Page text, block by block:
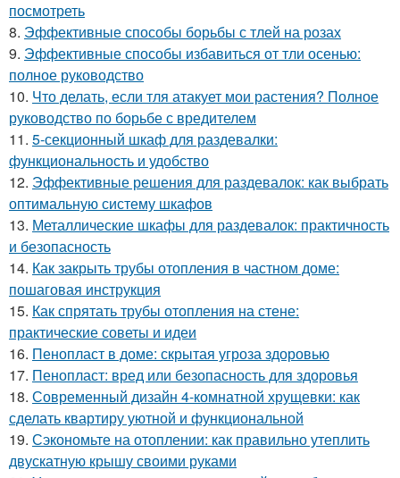
посмотреть
8. Эффективные способы борьбы с тлей на розах
9. Эффективные способы избавиться от тли осенью:
полное руководство
10. Что делать, если тля атакует мои растения? Полное
руководство по борьбе с вредителем
11. 5-секционный шкаф для раздевалки:
функциональность и удобство
12. Эффективные решения для раздевалок: как выбрать
оптимальную систему шкафов
13. Металлические шкафы для раздевалок: практичность
и безопасность
14. Как закрыть трубы отопления в частном доме:
пошаговая инструкция
15. Как спрятать трубы отопления на стене:
практические советы и идеи
16. Пенопласт в доме: скрытая угроза здоровью
17. Пенопласт: вред или безопасность для здоровья
18. Современный дизайн 4-комнатной хрущевки: как
сделать квартиру уютной и функциональной
19. Сэкономьте на отоплении: как правильно утеплить
двускатную крышу своими руками